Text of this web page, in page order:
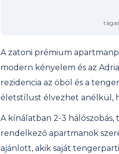
A zatoni prémium
modern kényelem és az
rezidencia az öböl és a
életstílust élvezhet anélkül,
A kínálatban 2-3 hálószobás,
rendelkező apartmanok
ajánlott, akik saját